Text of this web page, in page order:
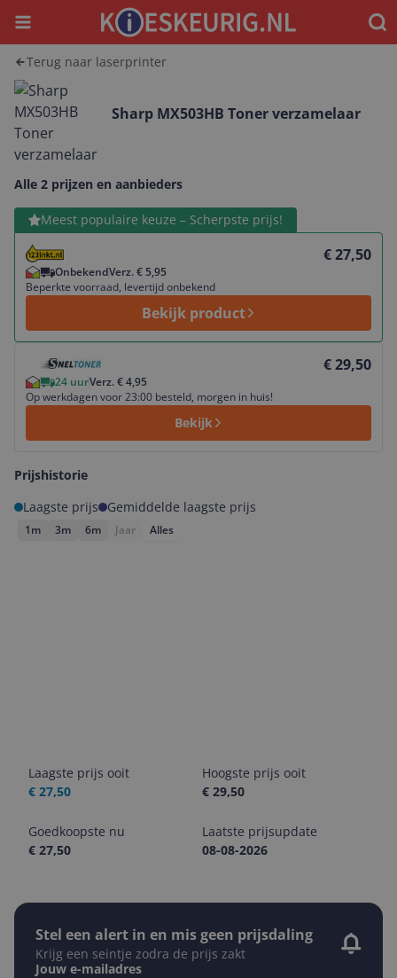
Menu
Terug naar laserprinter
Sharp MX503HB Toner verzamelaar
Alle 2 prijzen en aanbieders
Meest populaire keuze – Scherpste prijs!
€ 27,50
OnbekendVerz. € 5,95
Beperkte voorraad, levertijd onbekend
Bekijk product
Bekijk product
€ 29,50
24 uurVerz. € 4,95
Op werkdagen voor 23:00 besteld, morgen in huis!
Bekijk
Prijshistorie
Laagste prijs
Gemiddelde laagste prijs
1m 3m 6m Jaar Alles
Laagste prijs ooit
€ 27,50
Hoogste prijs ooit
€ 29,50
Goedkoopste nu
€ 27,50
Laatste prijsupdate
08-08-2026
Stel een alert in en mis geen prijsdaling
Krijg een seintje zodra de prijs zakt
Jouw e-mailadres